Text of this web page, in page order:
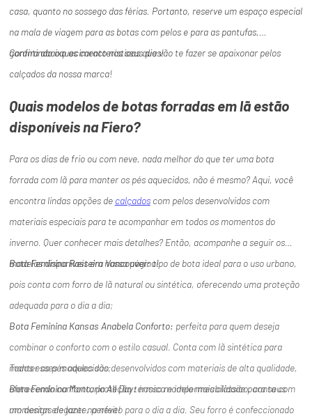
casa, quanto no sossego das férias. Portanto, reserve um espaço especial
na mala de viagem para as botas com pelos e para as pantufas,
garantindo aquecimento nos seus dias!
Confira abaixo as características que vão te fazer se apaixonar pelos
calçados da nossa marca!
Quais modelos de botas forradas em lã estão
disponíveis na Fiero?
Para os dias de frio ou com neve, nada melhor do que ter uma bota
forrada com lã para manter os pés aquecidos, não é mesmo? Aqui, você
encontra lindas opções de calçadoscom pelos desenvolvidos com
materiais especiais para te acompanhar em todos os momentos do
inverno. Quer conhecer mais detalhes? Então, acompanhe a seguir os
modelos disponíveis em nossa página!
Bota Feminina Rasteira Vancouver:tipo de bota ideal para o uso urbano,
pois conta com forro de lã natural ou sintética, oferecendo uma proteção
adequada para o dia a dia;
Bota Feminina Kansas Anabela Conforto: perfeita para quem deseja
combinar o conforto com o estilo casual. Conta com lã sintética para
manter os pés aquecidos;
Bota Feminina Montaria All Day:nosso modelo mais clássico, conta com
um design elegante, perfeito para o dia a dia. Seu forro é confeccionado
Todos esses modelos são desenvolvidos com materiais de alta qualidade,
oferecendo conforto, proteção térmica e impermeabilidade para seus
momentos de lazer na neve!